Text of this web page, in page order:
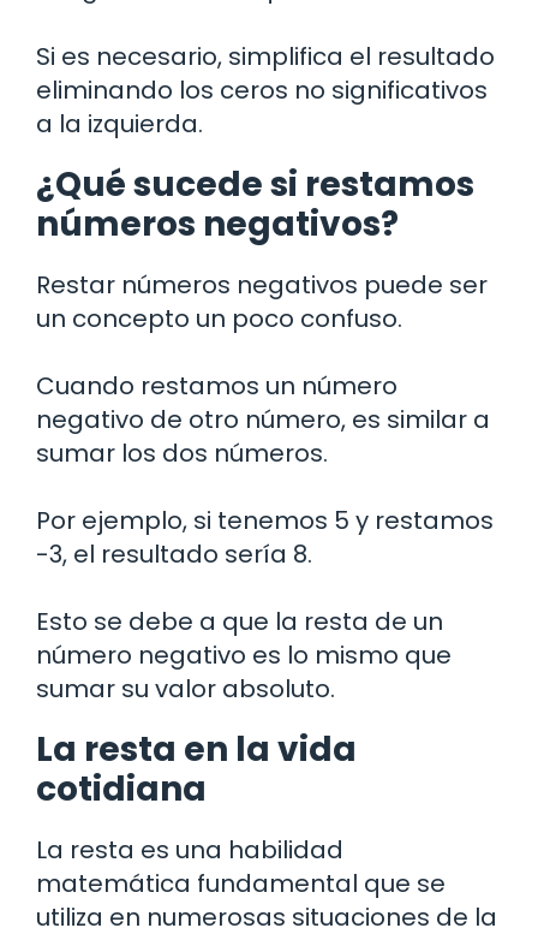
Si es necesario, simplifica el resultado
eliminando los ceros no significativos
a la izquierda.
¿Qué sucede si restamos
números negativos?
Restar números negativos puede ser
un concepto un poco confuso.
Cuando restamos un número
negativo de otro número, es similar a
sumar los dos números.
Por ejemplo, si tenemos 5 y restamos
-3, el resultado sería 8.
Esto se debe a que la resta de un
número negativo es lo mismo que
sumar su valor absoluto.
La resta en la vida
cotidiana
La resta es una habilidad
matemática fundamental que se
utiliza en numerosas situaciones de la